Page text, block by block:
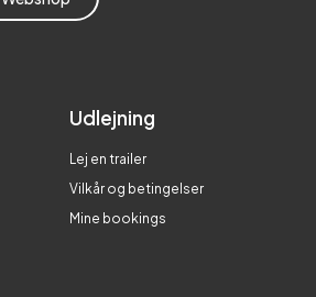
Udlejning
Lej en trailer
Vilkår og betingelser
Mine bookings